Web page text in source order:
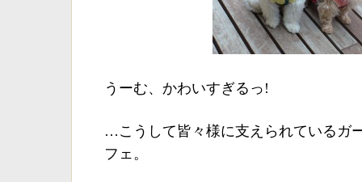
うーむ、かわいすぎるっ!
…こうして皆々様に支えられているガ
フェ。